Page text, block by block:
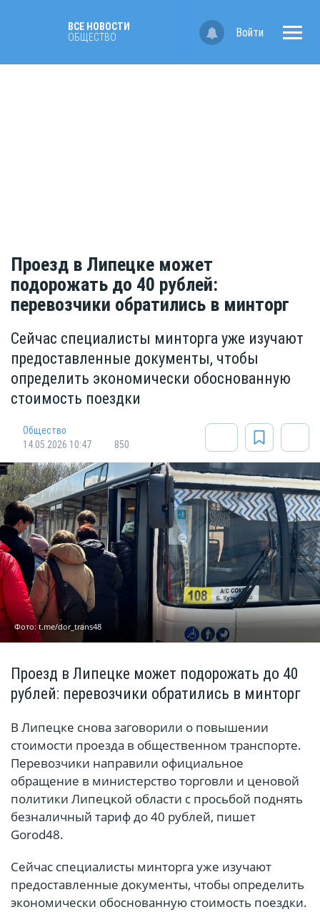
ВСЕ НОВОСТИ
ОБЩЕСТВО
Войти
Проезд в Липецке может
подорожать до 40 рублей:
перевозчики обратились в минторг
Сейчас специалисты минторга уже изучают
предоставленные документы, чтобы
определить экономически обоснованную
стоимость поездки
Общество
14.05.2026 10:47
850
Фото: t.me/dor_trans48
Проезд в Липецке может подорожать до 40
рублей: перевозчики обратились в минторг
В Липецке снова заговорили о повышении
стоимости проезда в общественном транспорте.
Перевозчики направили официальное
обращение в министерство торговли и ценовой
политики Липецкой области с просьбой поднять
безналичный тариф до 40 рублей, пишет
Gorod48.
Сейчас специалисты минторга уже изучают
предоставленные документы, чтобы определить
экономически обоснованную стоимость поездки.